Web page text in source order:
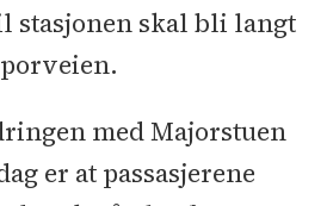
stasjonen skal bli langt
med Majorstuen
er at passasjerene